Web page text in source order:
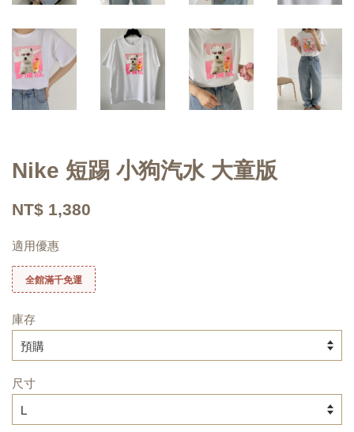
Nike 短踢 小狗汽水 大童版
NT$ 1,380
適用優惠
全館滿千免運
庫存
尺寸